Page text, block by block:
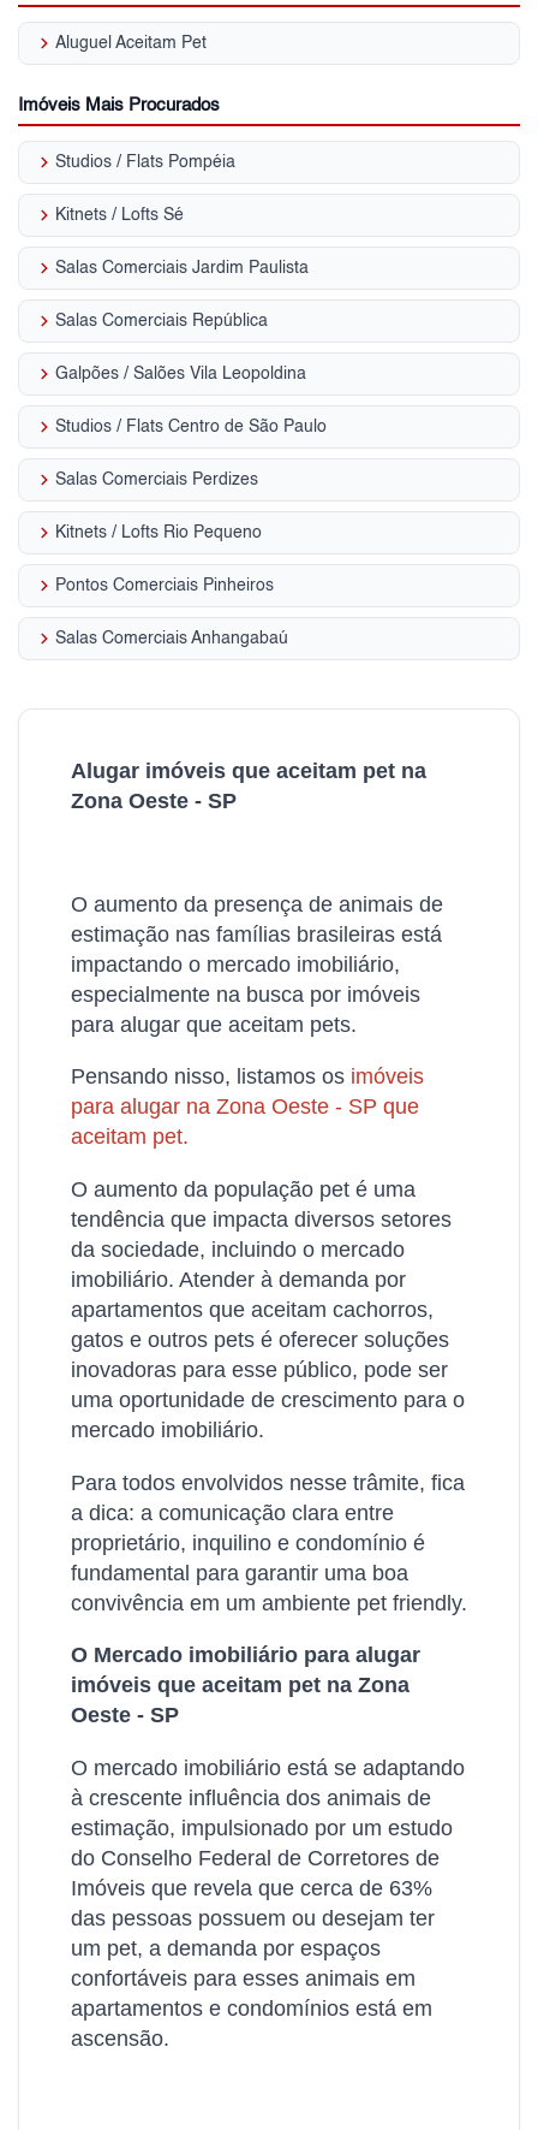
keyboard_arrow_right Aluguel Aceitam Pet
Imóveis Mais Procurados
keyboard_arrow_right Studios / Flats Pompéia
keyboard_arrow_right Kitnets / Lofts Sé
keyboard_arrow_right Salas Comerciais Jardim Paulista
keyboard_arrow_right Salas Comerciais República
keyboard_arrow_right Galpões / Salões Vila Leopoldina
keyboard_arrow_right Studios / Flats Centro de São Paulo
keyboard_arrow_right Salas Comerciais Perdizes
keyboard_arrow_right Kitnets / Lofts Rio Pequeno
keyboard_arrow_right Pontos Comerciais Pinheiros
keyboard_arrow_right Salas Comerciais Anhangabaú
Alugar imóveis que aceitam pet na
Zona Oeste - SP
O aumento da presença de animais de
estimação nas famílias brasileiras está
impactando o mercado imobiliário,
especialmente na busca por imóveis
para alugar que aceitam pets.
Pensando nisso, listamos os imóveis
para alugar na Zona Oeste - SP que
aceitam pet.
O aumento da população pet é uma
tendência que impacta diversos setores
da sociedade, incluindo o mercado
imobiliário. Atender à demanda por
apartamentos que aceitam cachorros,
gatos e outros pets é oferecer soluções
inovadoras para esse público, pode ser
uma oportunidade de crescimento para o
mercado imobiliário.
Para todos envolvidos nesse trâmite, fica
a dica: a comunicação clara entre
proprietário, inquilino e condomínio é
fundamental para garantir uma boa
convivência em um ambiente pet friendly.
O Mercado imobiliário para alugar
imóveis que aceitam pet na Zona
Oeste - SP
O mercado imobiliário está se adaptando
à crescente influência dos animais de
estimação, impulsionado por um estudo
do Conselho Federal de Corretores de
Imóveis que revela que cerca de 63%
das pessoas possuem ou desejam ter
um pet, a demanda por espaços
confortáveis para esses animais em
apartamentos e condomínios está em
ascensão.